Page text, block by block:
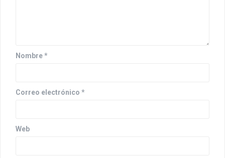
t
a
a
Nombre*
Correo electrónico *
Web